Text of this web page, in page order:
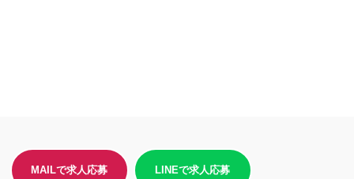
MAILで求人応募 LINEで求人応募